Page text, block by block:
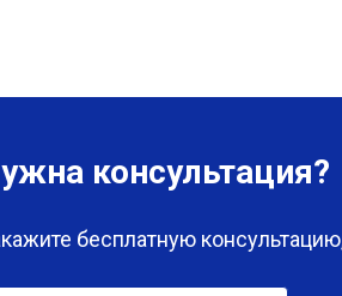
консультация?
бесплатную